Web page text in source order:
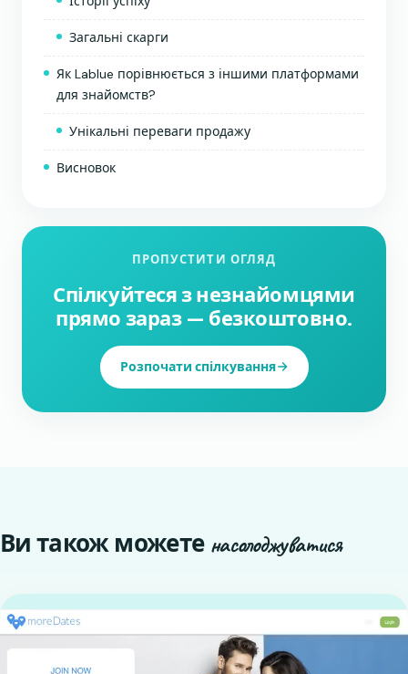
Загальні скарги
Як Lablue порівнюється з іншими платформами
для знайомств?
Унікальні переваги продажу
Висновок
ПРОПУСТИТИ ОГЛЯД
Спілкуйтеся з незнайомцями
прямо зараз — безкоштовно.
Розпочати спілкування
Ви також можете насолоджуватися